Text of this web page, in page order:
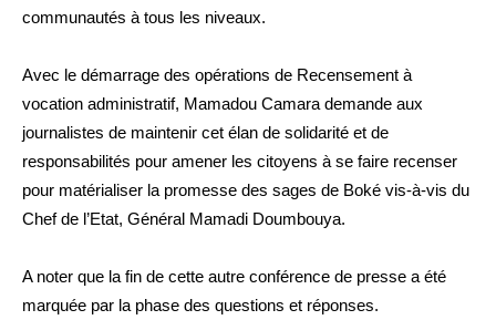
communautés à tous les niveaux.
Avec le démarrage des opérations de Recensement à
vocation administratif, Mamadou Camara demande aux
journalistes de maintenir cet élan de solidarité et de
responsabilités pour amener les citoyens à se faire recenser
pour matérialiser la promesse des sages de Boké vis-à-vis du
Chef de l’Etat, Général Mamadi Doumbouya.
A noter que la fin de cette autre conférence de presse a été
marquée par la phase des questions et réponses.